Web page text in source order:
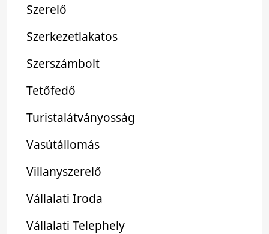
Szerelő
Szerkezetlakatos
Szerszámbolt
Tetőfedő
Turistalátványosság
Vasútállomás
Villanyszerelő
Vállalati Iroda
Vállalati Telephely